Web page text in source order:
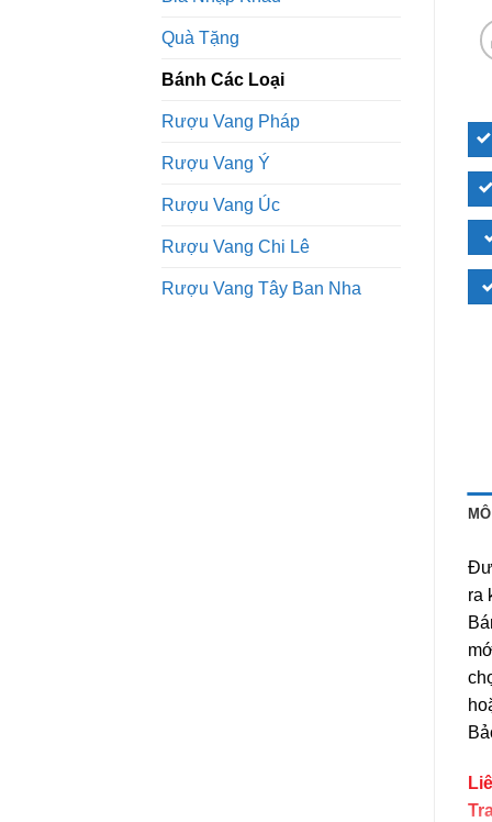
Quà Tặng
Bánh Các Loại
Rượu Vang Pháp
Rượu Vang Ý
Rượu Vang Úc
Rượu Vang Chi Lê
Rượu Vang Tây Ban Nha
ra